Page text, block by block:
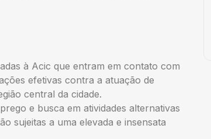
à Acic que entram em contato com
efetivas contra a atuação de
central da cidade.
e busca em atividades alternativas
sujeitas a uma elevada e insensata